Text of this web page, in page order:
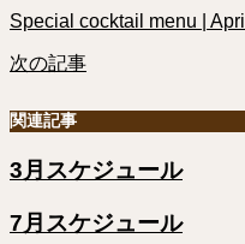
Special cocktail menu | April
次の記事
関連記事
3月スケジュール
7月スケジュール